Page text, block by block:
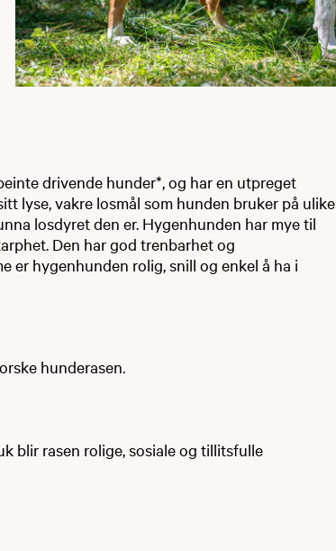
drivende hunder*, og har en utpreget
lyse, vakre losmål som hunden bruker på ulike
losdyret den er. Hygenhunden har mye til
Den har god trenbarhet og
er hygenhunden rolig, snill og enkel å ha i
hunderasen.
blir rasen rolige, sosiale og tillitsfulle